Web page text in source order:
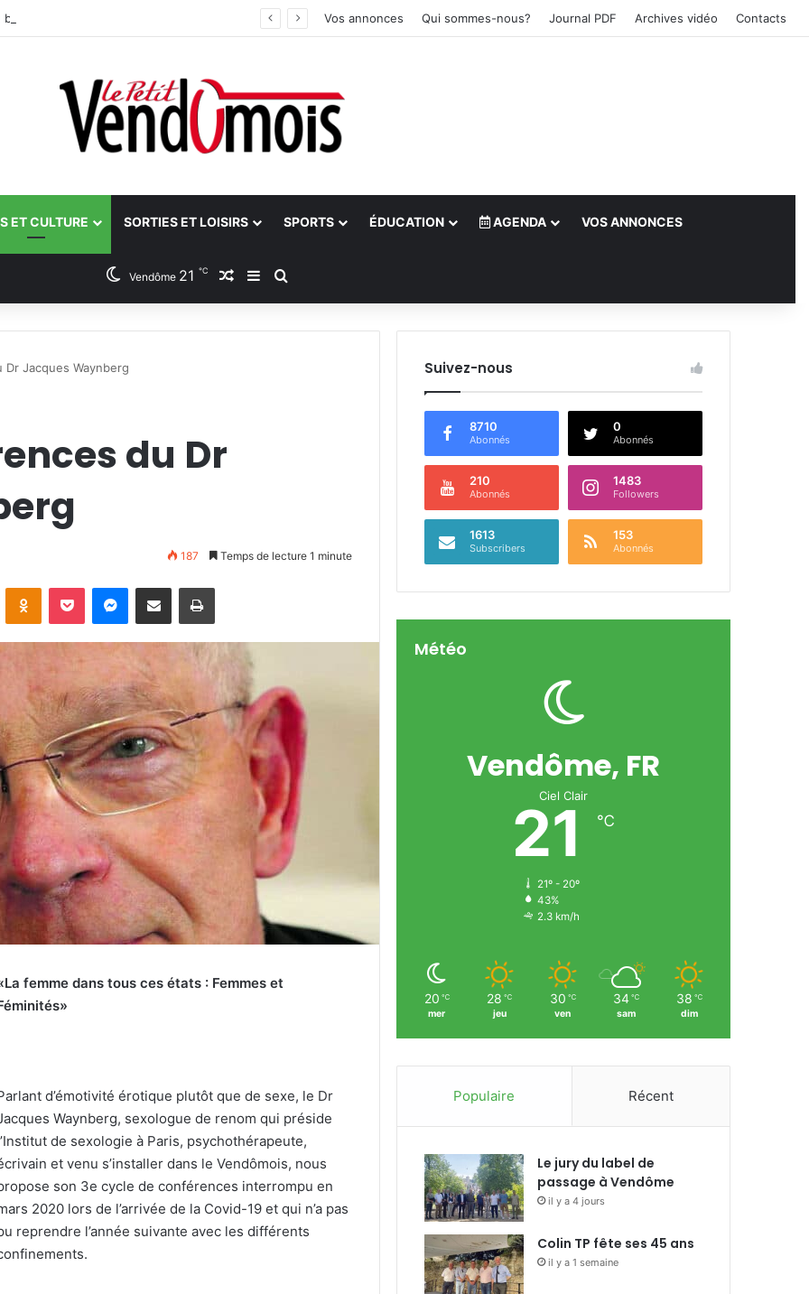
Vos annonces Qui sommes-nous? Journal PDF Archives vidéo Contacts
ET CULTURE SORTIES ET LOISIRS SPORTS ÉDUCATION AGENDA VOS ANNONCES
Vendôme 21 ℃ Article Aléatoire
Sidebar (barre latérale)
Rechercher
Jacques Waynberg
du Dr
187 Temps de lecture 1 minute
femme dans tous ces états : Femmes et
d’émotivité érotique plutôt que de sexe, le Dr
Waynberg, sexologue de renom qui préside
de sexologie à Paris, psychothérapeute,
et venu s’installer dans le Vendômois, nous
son 3e cycle de conférences interrompu en
2020 lors de l’arrivée de la Covid-19 et qui n’a pas
reprendre l’année suivante avec les différents
Suivez-nous
8710
Abonnés
0
Abonnés
210
Abonnés
1483
Followers
1613
Subscribers
153
Abonnés
Météo
Vendôme, FR
Ciel Clair
21 ℃
21º - 20º
43%
2.3 km/h
20 ℃
mer
28 ℃
jeu
30 ℃
ven
34 ℃
sam
38 ℃
dim
Populaire Récent
Le jury du label de
passage à Vendôme
il y a 4 jours
Colin TP fête ses 45 ans
il y a 1 semaine